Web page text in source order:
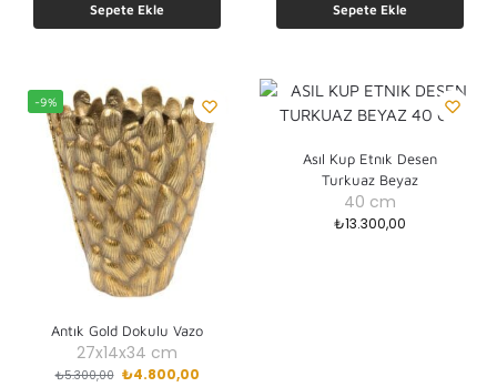
Sepete Ekle Sepete Ekle
-9%
Antık Gold Dokulu Vazo
27x14x34 cm
₺5.300,00 ₺4.800,00
Asıl Kup Etnık Desen
Turkuaz Beyaz
40 cm
₺13.300,00